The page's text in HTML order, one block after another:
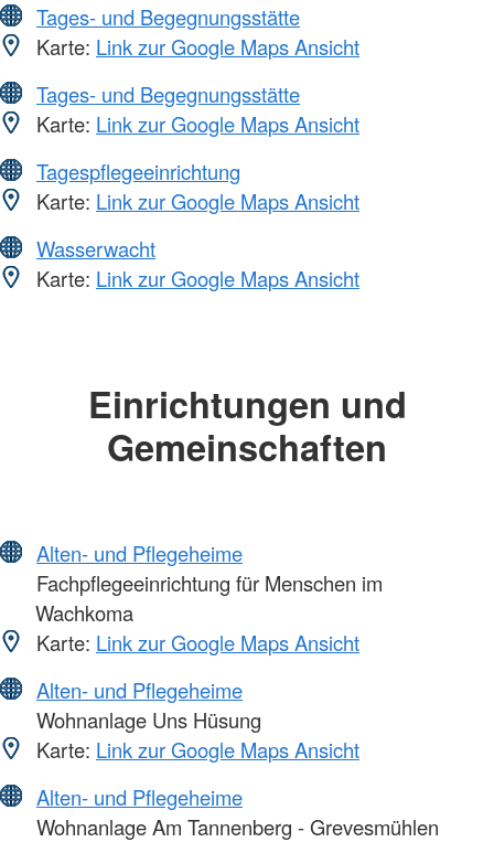
Tages- und Begegnungsstätte
Karte: Link zur Google Maps Ansicht
Tages- und Begegnungsstätte
Karte: Link zur Google Maps Ansicht
Tagespflegeeinrichtung
Karte: Link zur Google Maps Ansicht
Wasserwacht
Karte: Link zur Google Maps Ansicht
Einrichtungen und
Gemeinschaften
Alten- und Pflegeheime
Fachpflegeeinrichtung für Menschen im
Wachkoma
Karte: Link zur Google Maps Ansicht
Alten- und Pflegeheime
Wohnanlage Uns Hüsung
Karte: Link zur Google Maps Ansicht
Alten- und Pflegeheime
Wohnanlage Am Tannenberg - Grevesmühlen